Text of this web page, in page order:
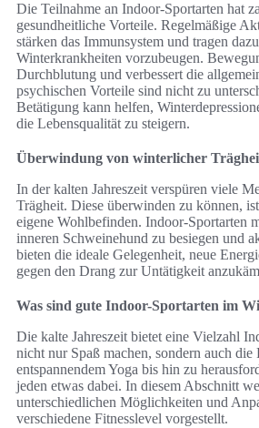
Die Teilnahme an Indoor-Sportarten hat
gesundheitliche Vorteile. Regelmäßige
stärken das Immunsystem und tragen
Winterkrankheiten vorzubeugen.
Durchblutung und verbessert die
psychischen Vorteile sind nicht zu
Betätigung kann helfen,
die Lebensqualität zu steigern.
Überwindung von winterlicher
In der kalten Jahreszeit verspüren viele
Trägheit. Diese überwinden zu können,
eigene Wohlbefinden. Indoor-Sportarten
inneren Schweinehund zu besiegen und
bieten die ideale Gelegenheit, neue
gegen den Drang zur Untätigkeit
Was sind gute Indoor-Sportarten im
Die kalte Jahreszeit bietet eine Vielzahl
nicht nur Spaß machen, sondern auch die
entspannendem Yoga bis hin zu
jeden etwas dabei. In diesem Abschnitt
unterschiedlichen Möglichkeiten und
verschiedene Fitnesslevel vorgestellt.